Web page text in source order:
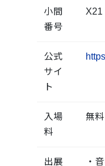
小間
番号
X21
公式
サイ
ト
入場
料
無料
出展
・